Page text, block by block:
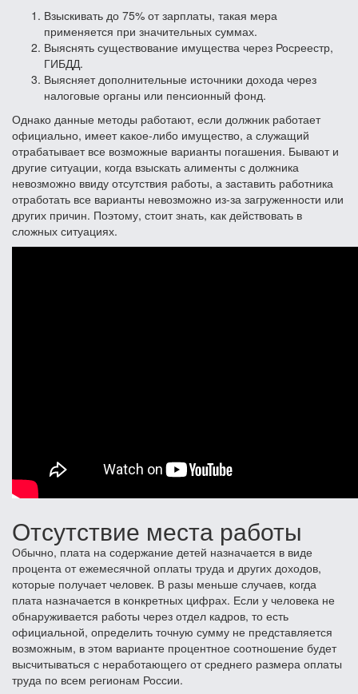
Взыскивать до 75% от зарплаты, такая мера
применяется при значительных суммах.
Выяснять существование имущества через Росреестр,
ГИБДД.
Выясняет дополнительные источники дохода через
налоговые органы или пенсионный фонд.
Однако данные методы работают, если должник работает
официально, имеет какое-либо имущество, а служащий
отрабатывает все возможные варианты погашения. Бывают и
другие ситуации, когда взыскать алименты с должника
невозможно ввиду отсутствия работы, а заставить работника
отработать все варианты невозможно из-за загруженности или
других причин. Поэтому, стоит знать, как действовать в
сложных ситуациях.
Отсутствие места работы
Обычно, плата на содержание детей назначается в виде
процента от ежемесячной оплаты труда и других доходов,
которые получает человек. В разы меньше случаев, когда
плата назначается в конкретных цифрах. Если у человека не
обнаруживается работы через отдел кадров, то есть
официальной, определить точную сумму не представляется
возможным, в этом варианте процентное соотношение будет
высчитываться с неработающего от среднего размера оплаты
труда по всем регионам России.